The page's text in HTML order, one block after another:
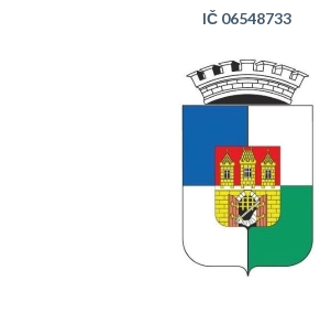
IČ 06548733